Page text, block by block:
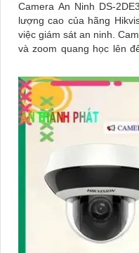
Camera An Ninh DS-
lượng cao của hãng
việc giám sát an ninh. Camera có khả năng quay quét 360 độ
và zoom quang học lên